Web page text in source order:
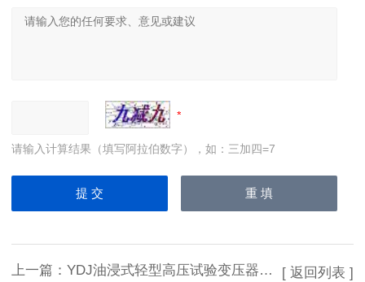
请输入计算结果（填写阿拉伯数字），如：三加四=7
上一篇： YDJ油浸式轻型高压试验变压器生产厂家 [ 返回列表 ]